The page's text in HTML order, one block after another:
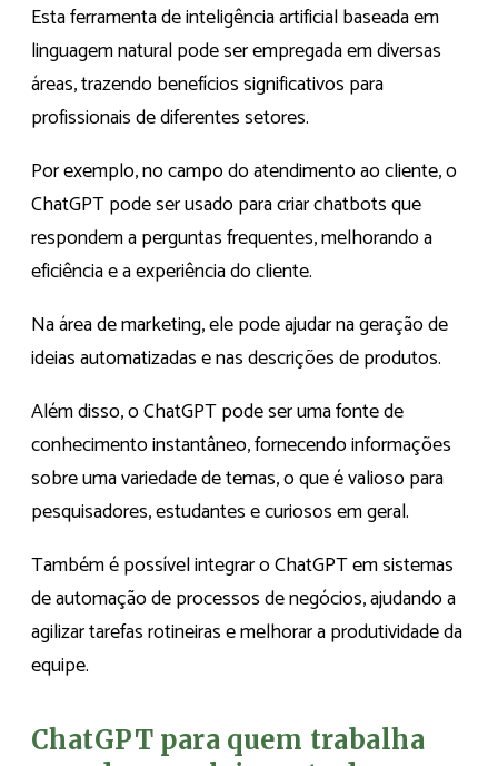
Esta ferramenta de inteligência artificial baseada em
linguagem natural pode ser empregada em diversas
áreas, trazendo benefícios significativos para
profissionais de diferentes setores.
Por exemplo, no campo do atendimento ao cliente, o
ChatGPT pode ser usado para criar chatbots que
respondem a perguntas frequentes, melhorando a
eficiência e a experiência do cliente.
Na área de marketing, ele pode ajudar na geração de
ideias automatizadas e nas descrições de produtos.
Além disso, o ChatGPT pode ser uma fonte de
conhecimento instantâneo, fornecendo informações
sobre uma variedade de temas, o que é valioso para
pesquisadores, estudantes e curiosos em geral.
Também é possível integrar o ChatGPT em sistemas
de automação de processos de negócios, ajudando a
agilizar tarefas rotineiras e melhorar a produtividade da
equipe.
ChatGPT para quem trabalha